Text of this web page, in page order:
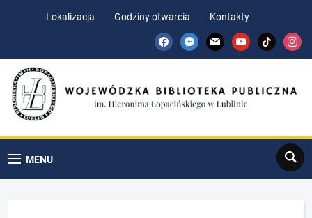
Lokalizacja Godziny otwarcia
Kontakty
facebookmessenger
mail youtubetiktok
MENU
Search